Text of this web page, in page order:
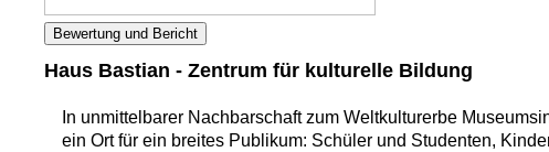
Bewertung und Bericht
Haus Bastian - Zentrum für kulturelle Bildung
In unmittelbarer Nachbarschaft zum Weltkulturerbe
ein Ort für ein breites Publikum: Schüler und Studenten,